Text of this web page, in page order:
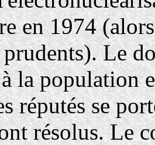
en 1974
Le
la population
réputés se
résolus. Le